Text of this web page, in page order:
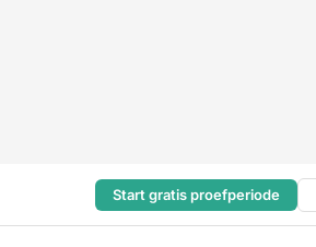
Start gratis proefperiode